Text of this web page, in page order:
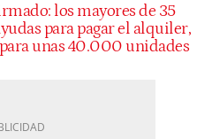
los mayores de 35
para pagar el alquiler,
unas 40.000 unidades